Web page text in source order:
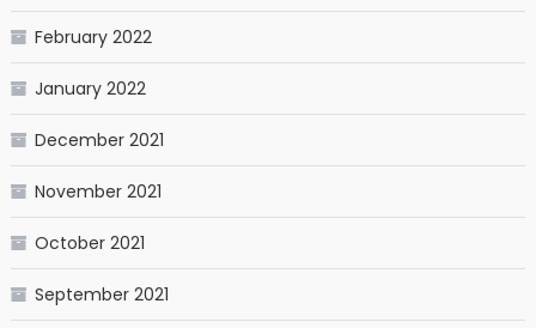
February 2022
January 2022
December 2021
November 2021
October 2021
September 2021